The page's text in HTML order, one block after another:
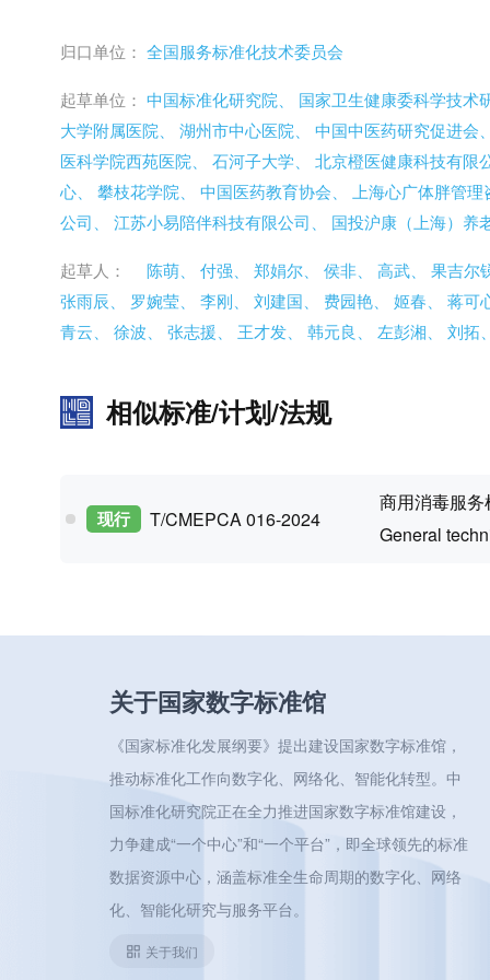
归口单位： 全国服务标准化技术委员会
起草单位： 中国标准化研究院、 国家卫生健康委科学技术
大学附属医院、 湖州市中心医院、 中国中医药研究促进会
医科学院西苑医院、 石河子大学、 北京橙医健康科技有限
心、 攀枝花学院、 中国医药教育协会、
上海心广体胖管
公司、 江苏小易陪伴科技有限公司、 国投沪康（上海）养
起草人： 陈萌、 付强、 郑娟尔、 侯非、 高武、 果吉尔
张雨辰、 罗婉莹、 李刚、 刘建国、 费园艳、 姬春、 蒋可
青云、 徐波、 张志援、 王才发、 韩元良、 左彭湘、 刘拓
相似标准/计划/法规
现行 T/CMEPCA 016-2024
商用消毒服
General
关于国家数字标准馆
《国家标准化发展纲要》提出建设国家数字标准馆，
推动标准化工作向数字化、网络化、智能化转型。中
国标准化研究院正在全力推进国家数字标准馆建设，
力争建成“一个中心”和“一个平台”，即全球领先的标准
数据资源中心，涵盖标准全生命周期的数字化、网络
化、智能化研究与服务平台。
关于我们